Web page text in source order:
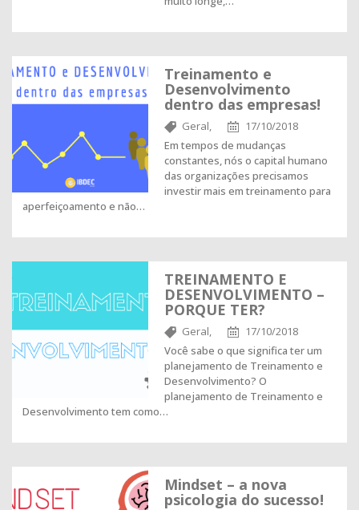
Treinamento e
Desenvolvimento
dentro das empresas!
Geral,
17/10/2018
Em tempos de mudanças
constantes, nós o capital humano
das organizações precisamos
investir mais em treinamento para
aperfeiçoamento e não…
TREINAMENTO E
DESENVOLVIMENTO –
PORQUE TER?
Geral,
17/10/2018
Você sabe o que significa ter um
planejamento de Treinamento e
Desenvolvimento? O
planejamento de Treinamento e
Desenvolvimento tem como…
Mindset – a nova
psicologia do sucesso!